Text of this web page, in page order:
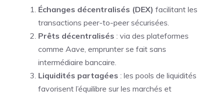
Échanges décentralisés (DEX) facilitant les
transactions peer-to-peer sécurisées.
Prêts décentralisés : via des plateformes
comme Aave, emprunter se fait sans
intermédiaire bancaire.
Liquidités partagées : les pools de liquidités
favorisent l’équilibre sur les marchés et